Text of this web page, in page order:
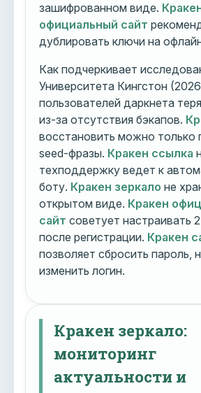
зашифрованном виде.
официальный сайт
дублировать ключи на
Как подчеркивает
Университета Кингстон
пользователей даркнета
из-за отсутствия бэкапов.
восстановить можно только
seed-фразы. Кракен ссылка
техподдержку ведет к
боту. Кракен зеркало не
открытом виде. Кракен
сайт советует настраивать
после регистрации. Кракен
позволяет сбросить пароль,
изменить логин.
Кракен зеркало:
мониторинг
актуальности и